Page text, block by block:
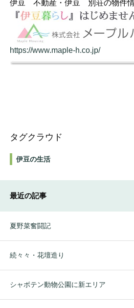
伊豆 不動産・伊豆 別荘の物件情
https://www.maple-h.co.jp/
タグクラウド
伊豆の生活
最近の記事
夏野菜奮闘記
続々々・花壇造り
シャボテン動物公園に新エリア